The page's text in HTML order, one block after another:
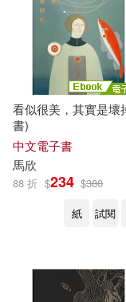
(美)馬克·吐溫
haruko
春瀬トヲル(13)
木頭馬閱讀
本社編(13)
新世界出版社
東方出版社
長江文藝出版
接力出版社(59)
經濟科學出版
看似很美，其實是壞
書)
中文電子書
馬欣
88 折 $234 $380
紙
試閱